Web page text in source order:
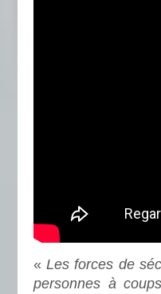
«Les forces de
personnes à